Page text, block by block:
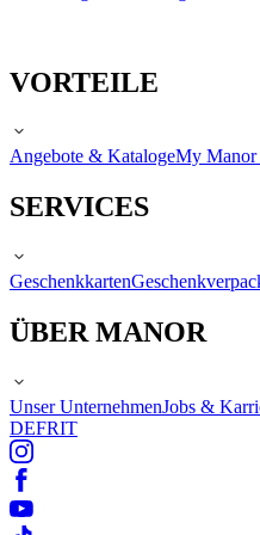
VORTEILE
Angebote & KatalogeMy Manor
SERVICES
Geschenkkarten
ÜBER MANOR
Unser UnternehmenJobs &
DEFRIT